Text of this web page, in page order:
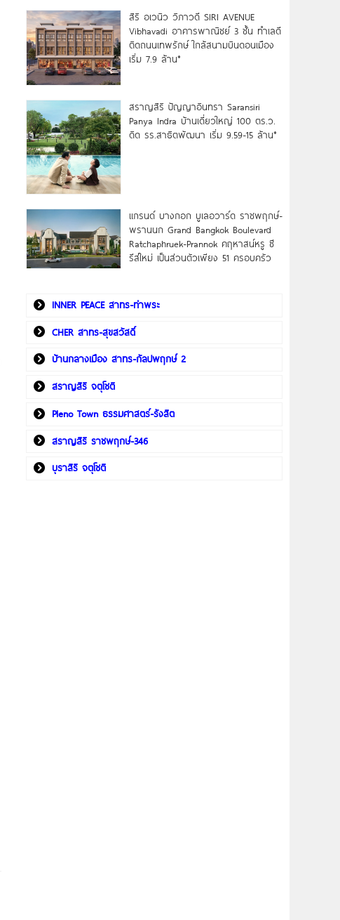
สิริ อเวนิว วิภาวดี SIRI AVENUE
Vibhavadi อาคารพาณิชย์ 3 ชั้น ทำเลดี
ติดถนนเทพรักษ์ ใกล้สนามบินดอนเมือง
เริ่ม 7.9 ล้าน*
สราญสิริ ปัญญาอินทรา Saransiri
Panya Indra บ้านเดี่ยวใหญ่ 100 ตร.ว.
ดิด รร.สาธิตพัฒนา เริ่ม 9.59-15 ล้าน*
แกรนด์ บางกอก บูเลอวาร์ด ราชพฤกษ์-
พรานนก Grand Bangkok Boulevard
Ratchaphruek-Prannok คฤหาสน์หรู ซี
รีส์ใหม่ เป็นส่วนตัวเพียง 51 ครอบครัว
INNER PEACE สาทร-ท่าพระ
CHER สาทร-สุขสวัสดิ์
บ้านกลางเมือง สาทร-กัลปพฤกษ์ 2
สราญสิริ จตุโชติ
Pleno Town ธรรมศาสตร์-รังสิต
สราญสิริ ราชพฤกษ์-346
บุราสิริ จตุโชติ